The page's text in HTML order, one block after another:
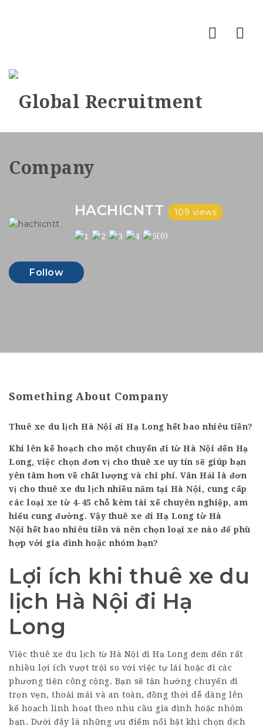
HACHICNTT 109 views
(0)
Follow
Something About Company
Thuê xe du lịch Hà Nội đi Hạ Long hết bao nhiêu tiền?
Khi lên kế hoạch cho một chuyến đi từ Hà Nội đến Hạ
Long, việc chọn đơn vị cho thuê xe uy tín sẽ giúp bạn
yên tâm hơn về chất lượng và chi phí. Vân Hải là đơn
vị cho thuê xe du lịch nhiều năm tại Hà Nội, cung cấp
các loại xe từ 4-45 chỗ kèm tài xế chuyên nghiệp, am
hiểu cung đường. Vậy thuê xe đi Hạ Long từ Hà
Nội hết bao nhiêu tiền và nên chọn loại xe nào để phù
hợp với gia đình hoặc nhóm bạn?
Lợi ích khi thuê xe du
lịch Hà Nội đi Hạ
Long
Việc thuê xe du lịch từ Hà Nội đi Hạ Long đem đến rất
nhiều lợi ích vượt trội so với việc tự lái hoặc đi các
phương tiện công cộng. Bạn sẽ tận hưởng chuyến đi
trọn vẹn, thoải mái và an toàn, đồng thời dễ dàng lên
kế hoạch linh hoạt theo nhu cầu gia đình hoặc nhóm
bạn. Dưới đây là những ưu điểm nổi bật khi chọn dịch